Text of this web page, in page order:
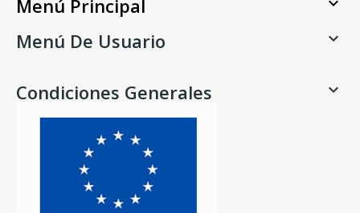
Menú Principal
Menú De Usuario 
Condiciones Generales 